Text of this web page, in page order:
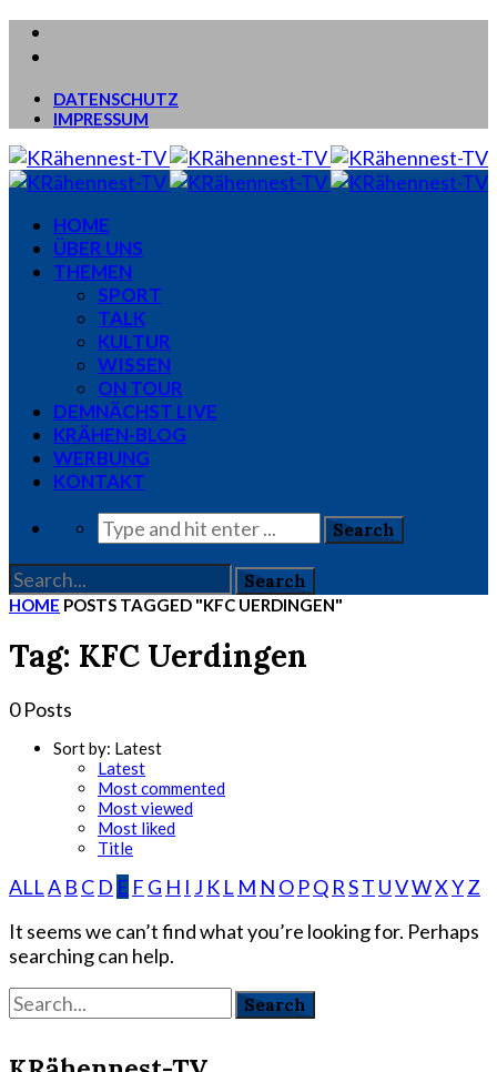
DATENSCHUTZ
IMPRESSUM
HOME
ÜBER UNS
THEMEN
SPORT
TALK
KULTUR
WISSEN
ON TOUR
DEMNÄCHST LIVE
KRÄHEN-BLOG
WERBUNG
KONTAKT
HOME POSTS TAGGED "KFC UERDINGEN"
Tag: KFC Uerdingen
0 Posts
Sort by: Latest
Latest
Most commented
Most viewed
Most liked
Title
ALLA B C D E F G H I J K L M N O PQ RST UVWXYZ
It seems we can’t find what you’re looking for. Perhaps
searching can help.